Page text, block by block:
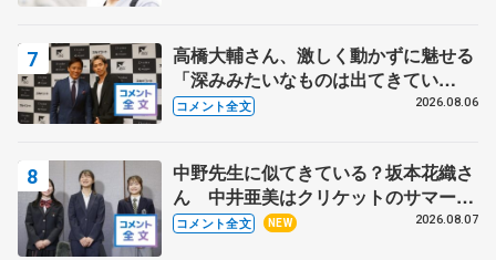
高橋大輔さん、激しく動かずに魅せる
「深みみたいなものは出てきてい
る？」 〝兄さん〟と慕うレジェンド
コメント全文 2026.08.06
中野先生に似てきている？坂本花織さ
ん 中井亜美はクリケットのサマーキ
ャンプに 島田麻央はたくさん試合に
コメント全文 NEW 2026.08.07